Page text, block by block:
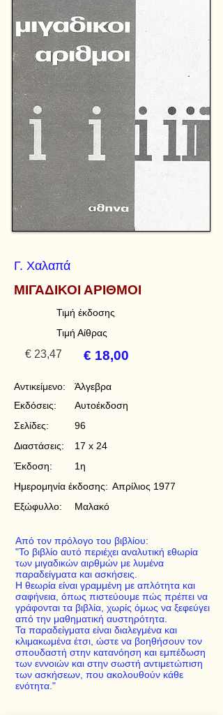
Γ. Χαλαπά
ΜΙΓΑΔΙΚΟΙ ΑΡΙΘΜΟΙ
Τιμή έκδοσης
Τιμή Αίθρας
€ 23,47 € 18,00
Αντικείμενο:
Εκδόσεις:
Άλγεβρα
Αυτοέκδοση
Σελίδες:
96
Διαστάσεις:
17 x 24
Έκδοση:
1η
Ημερομηνία έκδοσης: Απρίλιος 1977
Εξώφυλλο:
Μαλακό
Από τον πρόλογο του βιβλίου:
"Το βιβλίο αυτό περιέχει αναλυτική εθωρία
των μιγαδικών αιρθμών με λυμένα
παραδείγματα και ασκήσεις.
Η θεωρία είναι γραμμένη με απλότητα και
σαφήνεια, όπως πιστεύουμε πώς πρέπει να
γράφονται τα βιβλία, χωρίς όμως να ξεφεύγει
από την μαθηματική αυστηρότητα.
Τα παραδείγματα είναι διαλεγμένα και
κλιμακωμένα έτσι, ώστε να βοηθήσουν τον
σπουδαστή στην κατανόηση και εμπέδωση
των εννοιών και στην σωστή αντιμετώπιση
των ασκήσεων, που ακολουθούν κάθε
ενότητα."